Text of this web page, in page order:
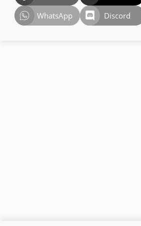
WhatsApp
Discord